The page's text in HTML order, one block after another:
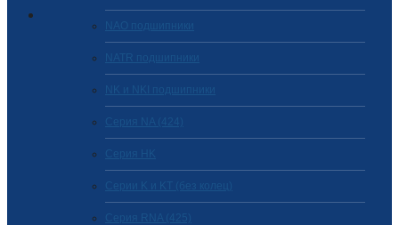
NAO подшипники
NATR подшипники
NK и NKI подшипники
Серия NA (424)
Cерия HK
Серии K и KT (без колец)
Серия RNA (425)